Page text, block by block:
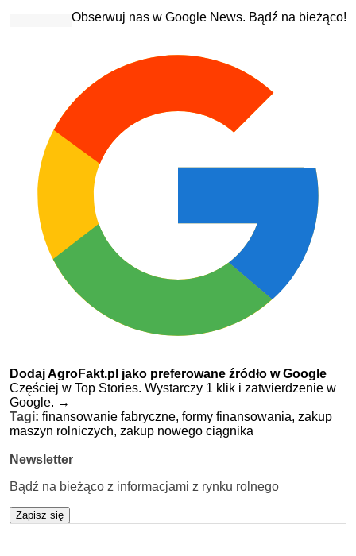
Obserwuj nas w Google News. Bądź na bieżąco!
Dodaj AgroFakt.pl jako preferowane źródło w Google
Częściej w Top Stories. Wystarczy 1 klik i zatwierdzenie w
Google. →
Tagi: finansowanie fabryczne, formy finansowania, zakup
maszyn rolniczych, zakup nowego ciągnika
Newsletter
Bądź na bieżąco z informacjami z rynku rolnego
Zapisz się